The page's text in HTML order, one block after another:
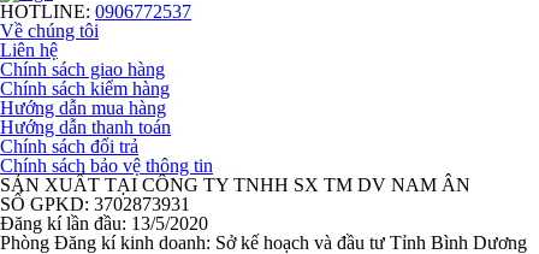
HOTLINE: 0906772537
Về chúng tôi
Liên hệ
Chính sách giao hàng
Chính sách kiểm hàng
Hướng dẫn mua hàng
Hướng dẫn thanh toán
Chính sách đổi trả
Chính sách bảo vệ thông tin
SẢN XUẤT TẠI CÔNG TY TNHH SX TM DV NAM ÂN
SỐ GPKD: 3702873931
Đăng kí lần đầu: 13/5/2020
Phòng Đăng kí kinh doanh: Sở kế hoạch và đầu tư Tỉnh Bình Dương